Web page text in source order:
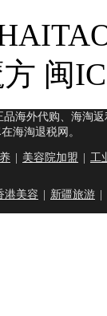
闽
海外代购、海淘
海淘退税网。
美容院加盟 工
港美容 新疆旅游